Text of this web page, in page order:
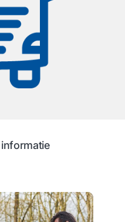
informatie